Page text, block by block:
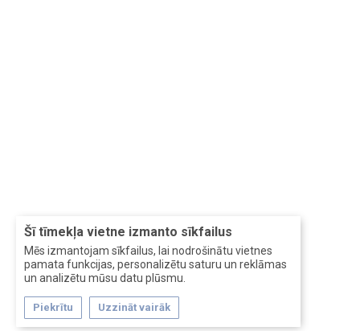
Šī tīmekļa vietne izmanto sīkfailus
Mēs izmantojam sīkfailus, lai nodrošinātu vietnes
pamata funkcijas, personalizētu saturu un reklāmas
un analizētu mūsu datu plūsmu.
Piekrītu Uzzināt vairāk